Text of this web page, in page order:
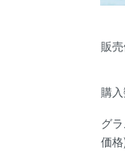
販
購
グ
価